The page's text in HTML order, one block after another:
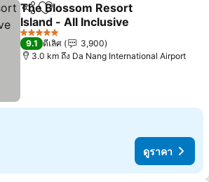
แชร์ เพิ่มในรายการโปรด
The Blossom Resort
Island - All Inclusive
5 ดาว
9.1 ดีเลิศ
3,900
3.0 km ถึง Da Nang International Airport
ดูราคา